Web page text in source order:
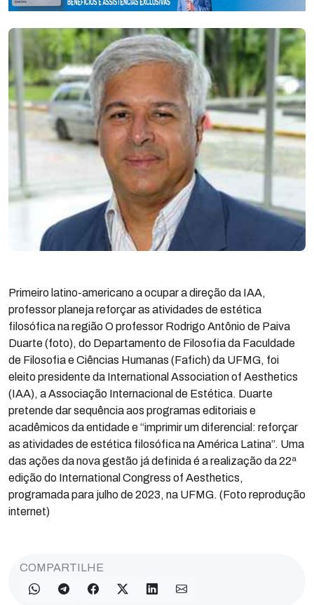
Primeiro latino-americano a ocupar a direção da IAA,
professor planeja reforçar as atividades de estética
filosófica na região O professor Rodrigo Antônio de Paiva
Duarte (foto), do Departamento de Filosofia da Faculdade
de Filosofia e Ciências Humanas (Fafich) da UFMG, foi
eleito presidente da International Association of Aesthetics
(IAA), a Associação Internacional de Estética. Duarte
pretende dar sequência aos programas editoriais e
acadêmicos da entidade e “imprimir um diferencial: reforçar
as atividades de estética filosófica na América Latina”. Uma
das ações da nova gestão já definida é a realização da 22ª
edição do International Congress of Aesthetics,
programada para julho de 2023, na UFMG. (Foto reprodução
internet)
COMPARTILHE